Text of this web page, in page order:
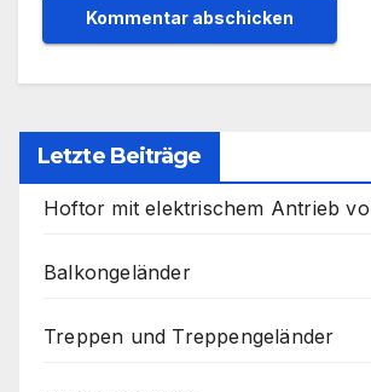
Letzte Beiträge
Hoftor mit elektrischem Antrieb
Balkongeländer
Treppen und Treppengeländer